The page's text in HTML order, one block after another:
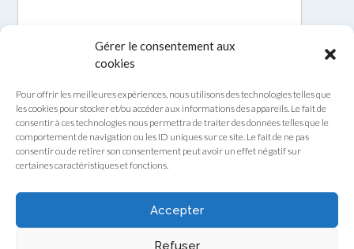
Gérer le consentement aux
cookies
Pour offrir les meilleures expériences, nous utilisons des technologies telles que
les cookies pour stocker et/ou accéder aux informations des appareils. Le fait de
consentir à ces technologies nous permettra de traiter des données telles que le
comportement de navigation ou les ID uniques sur ce site. Le fait de ne pas
consentir ou de retirer son consentement peut avoir un effet négatif sur
certaines caractéristiques et fonctions.
Accepter
Refuser